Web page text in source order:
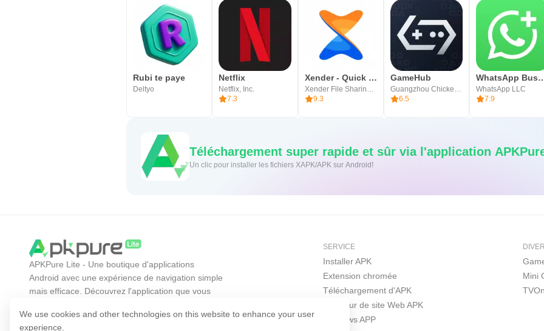
Rubi te paye
Deltyo
Netflix
Netflix, Inc.
7.3
Xender - Quick Share, Transfer
Xender File Sharing Team
9.3
GameHub
Guangzhou Chicken Run Network Technology Co.,Ltd.
6.5
WhatsApp
WhatsApp LLC
7.9
Téléchargement super rapide et sûr via l'application
Un clic pour installer les fichiers XAPK/APK sur Android!
We use cookies and other technologies on this website to enhance your user
experience.
APKPure Lite - Une boutique d'applications
Android avec une expérience de navigation simple
mais efficace. Découvrez l'application que vous
toute sécurité.
SERVICE
Installer APK
Extension chromée
Téléchargement d'APK
Créateur de site Web APK
Windows APP
Mini